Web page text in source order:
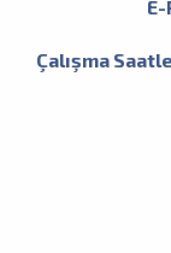
Çalışma